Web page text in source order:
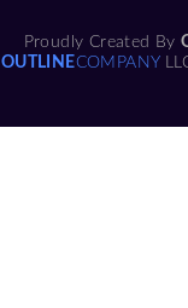
Proudly Created By
OUTLINECOMPANY